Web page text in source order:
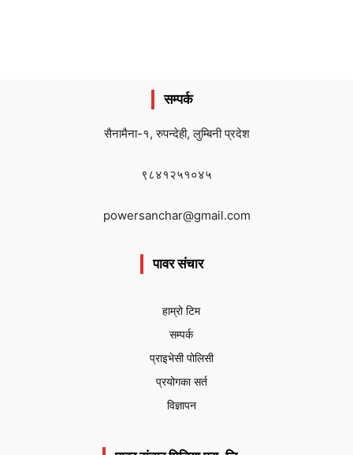
सम्पर्क
सैनामैना-१, रुपन्देही, लुम्बिनी प्रदेश
९८४१२५१०४५
powersanchar@gmail.com
पावर संचार
हाम्रो टिम
सम्पर्क
प्राइभेसी पोलिसी
प्रयोगका सर्त
विज्ञापन